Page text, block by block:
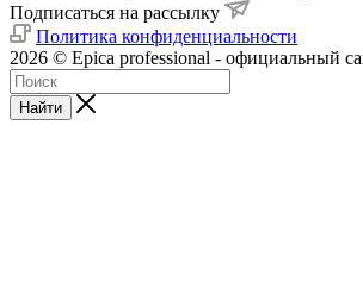
Подписаться на рассылку
Политика конфиденциальности
2026 © Epica professional - официальный
Найти